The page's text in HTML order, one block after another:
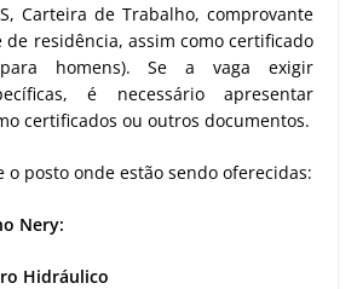
Carteira de Trabalho, comprovante
de residência, assim como certificado
homens). Se a vaga exigir
é necessário apresentar
certificados ou outros documentos.
o posto onde estão sendo oferecidas:
Nery:
Hidráulico